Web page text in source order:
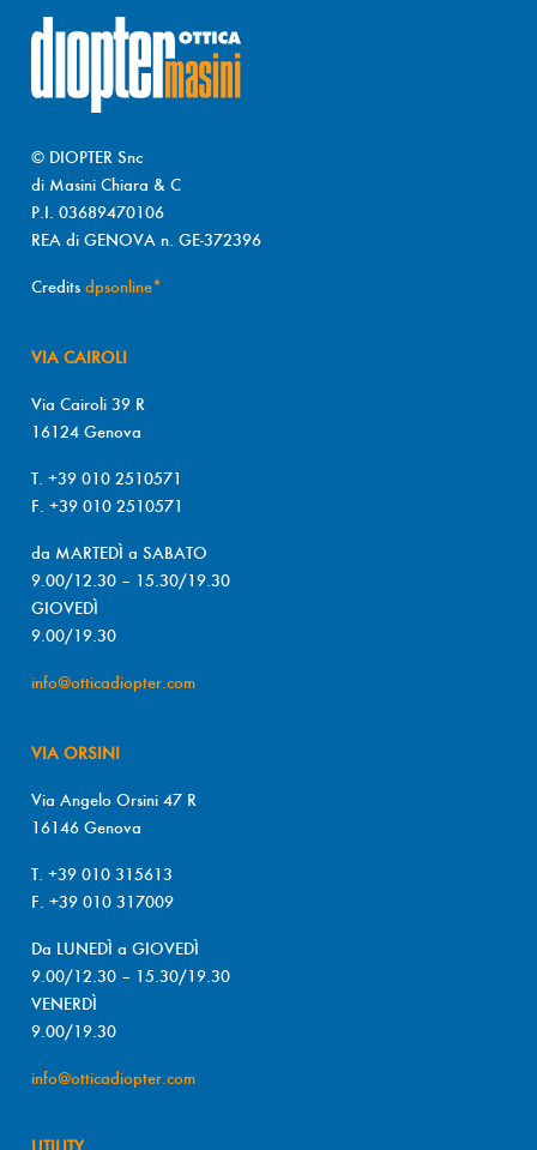
© DIOPTER Snc
di Masini Chiara & C
P.I. 03689470106
REA di GENOVA n. GE-372396
Credits dpsonline*
VIA CAIROLI
Via Cairoli 39 R
16124 Genova
T. +39 010 2510571
F. +39 010 2510571
da MARTEDÌ a SABATO
9.00/12.30 – 15.30/19.30
GIOVEDÌ
9.00/19.30
info@otticadiopter.com
VIA ORSINI
Via Angelo Orsini 47 R
16146 Genova
T. +39 010 315613
F. +39 010 317009
Da LUNEDÌ a GIOVEDÌ
9.00/12.30 – 15.30/19.30
VENERDÌ
9.00/19.30
info@otticadiopter.com